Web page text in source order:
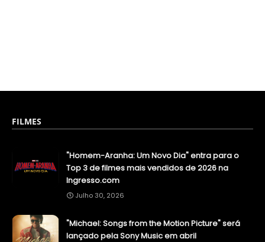
FILMES
"Homem-Aranha: Um Novo Dia" entra para o
Top 3 de filmes mais vendidos de 2026 na
Ingresso.com
Julho 30, 2026
"Michael: Songs from the Motion Picture" será
lançado pela Sony Music em abril